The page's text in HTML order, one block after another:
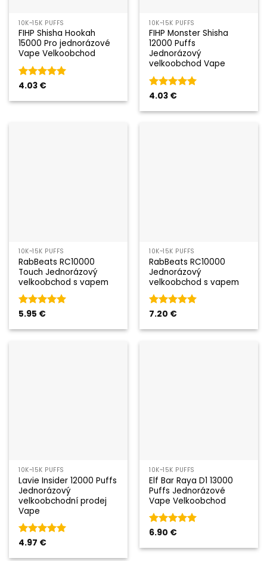
10K~15K PUFFS
FIHP Shisha Hookah
15000 Pro jednorázové
Vape Velkoobchod
Hodnocení
4.03 €
10K~15K PUFFS
FIHP Monster Shisha
12000 Puffs
Jednorázový
velkoobchod Vape
Hodnocení
4.03 €
10K~15K PUFFS
RabBeats RC10000
Touch Jednorázový
velkoobchod s vapem
Hodnocení
5.95 €
10K~15K PUFFS
RabBeats RC10000
Jednorázový
velkoobchod s vapem
Hodnocení
7.20 €
10K~15K PUFFS
Lavie Insider 12000 Puffs
Jednorázový
velkoobchodní prodej
Vape
Hodnocení
4.97 €
10K~15K PUFFS
Elf Bar Raya D1 13000
Puffs Jednorázové
Vape Velkoobchod
Hodnocení
6.90 €